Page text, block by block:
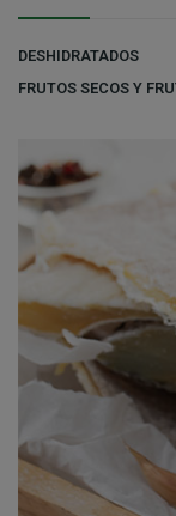
DESHIDRATADOS
FRUTOS SECOS Y